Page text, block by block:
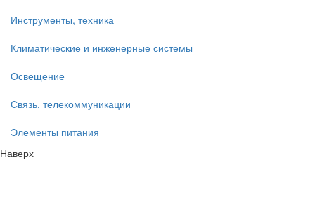
Инструменты, техника
Климатические и инженерные системы
Освещение
Связь, телекоммуникации
Элементы питания
Наверх